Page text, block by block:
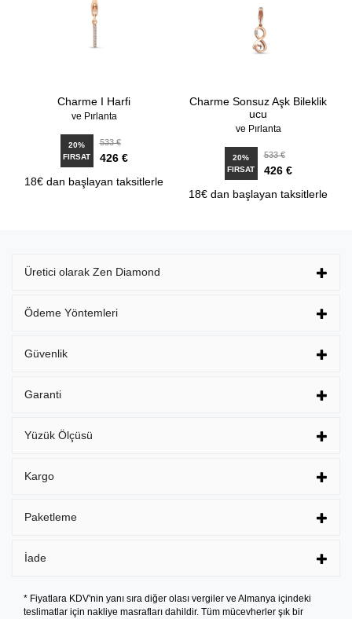
Charme I Harfi
ve Pırlanta
20%
FIRSAT
533 €
426 €
18€ dan başlayan taksitlerle
Charme Sonsuz Aşk Bileklik
ucu
ve Pırlanta
20%
FIRSAT
533 €
426 €
18€ dan başlayan taksitlerle
Üretici olarak Zen Diamond
Ödeme Yöntemleri
Güvenlik
Garanti
Yüzük Ölçüsü
Kargo
Paketleme
İade
* Fiyatlara KDV'nin yanı sıra diğer olası vergiler ve Almanya içindeki
teslimatlar için nakliye masrafları dahildir. Tüm mücevherler şık bir